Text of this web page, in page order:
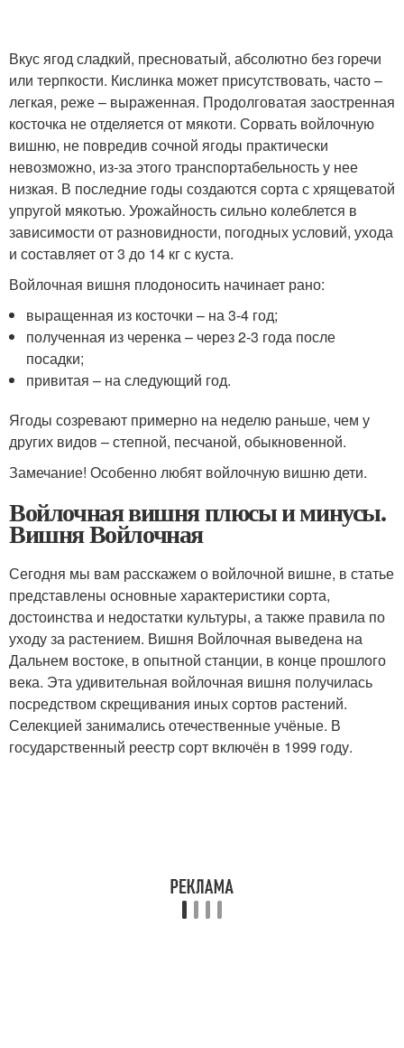
Вкус ягод сладкий, пресноватый, абсолютно без горечи
или терпкости. Кислинка может присутствовать, часто –
легкая, реже – выраженная. Продолговатая заостренная
косточка не отделяется от мякоти. Сорвать войлочную
вишню, не повредив сочной ягоды практически
невозможно, из-за этого транспортабельность у нее
низкая. В последние годы создаются сорта с хрящеватой
упругой мякотью. Урожайность сильно колеблется в
зависимости от разновидности, погодных условий, ухода
и составляет от 3 до 14 кг с куста.
Войлочная вишня плодоносить начинает рано:
выращенная из косточки – на 3-4 год;
полученная из черенка – через 2-3 года после
посадки;
привитая – на следующий год.
Ягоды созревают примерно на неделю раньше, чем у
других видов – степной, песчаной, обыкновенной.
Замечание! Особенно любят войлочную вишню дети.
Войлочная вишня плюсы и минусы.
Вишня Войлочная
Сегодня мы вам расскажем о войлочной вишне, в статье
представлены основные характеристики сорта,
достоинства и недостатки культуры, а также правила по
уходу за растением. Вишня Войлочная выведена на
Дальнем востоке, в опытной станции, в конце прошлого
века. Эта удивительная войлочная вишня получилась
посредством скрещивания иных сортов растений.
Селекцией занимались отечественные учёные. В
государственный реестр сорт включён в 1999 году.